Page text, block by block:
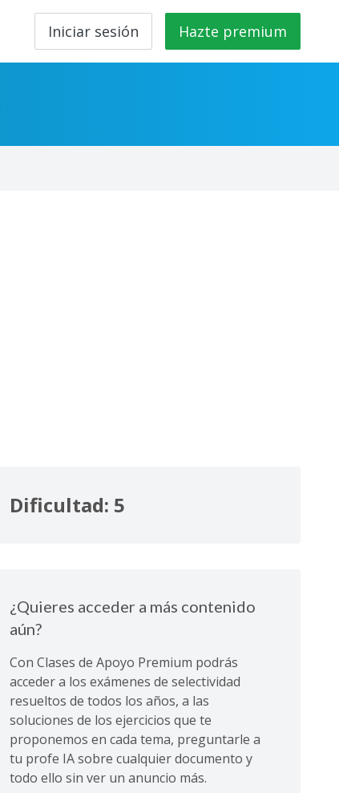
Iniciar sesión Hazte premium
Dificultad: 5
¿Quieres acceder a más contenido
aún?
Con Clases de Apoyo Premium podrás
acceder a los exámenes de selectividad
resueltos de todos los años, a las
soluciones de los ejercicios que te
proponemos en cada tema, preguntarle a
tu profe IA sobre cualquier documento y
todo ello sin ver un anuncio más.